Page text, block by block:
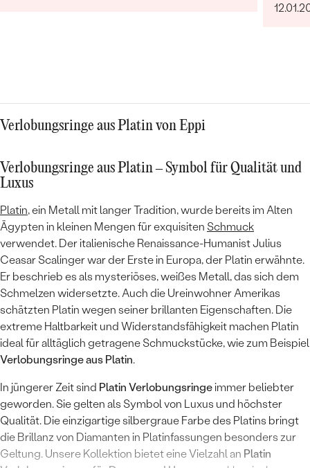
Verlobungsringe aus Platin von Eppi
Verlobungsringe aus Platin – Symbol für Qualität und
Luxus
Platin, ein Metall mit langer Tradition, wurde bereits im Alten
Ägypten in kleinen Mengen für exquisiten Schmuck
verwendet. Der italienische Renaissance-Humanist Julius
Ceasar Scalinger war der Erste in Europa, der Platin erwähnte.
Er beschrieb es als mysteriöses, weißes Metall, das sich dem
Schmelzen widersetzte. Auch die Ureinwohner Amerikas
schätzten Platin wegen seiner brillanten Eigenschaften. Die
extreme Haltbarkeit und Widerstandsfähigkeit machen Platin
ideal für alltäglich getragene Schmuckstücke, wie zum Beispiel
Verlobungsringe aus Platin.
In jüngerer Zeit sind Platin Verlobungsringeimmer beliebter
geworden. Sie gelten als Symbol von Luxus und höchster
Qualität. Die einzigartige silbergraue Farbe des Platins bringt
die Brillanz von Diamanten in Platinfassungen besonders zur
Geltung. Unsere Kollektion bietet eine Vielzahl an Platin